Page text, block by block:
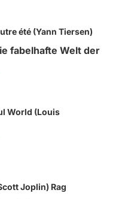
été (Yann Tiersen)
fabelhafte Welt der
World (Louis
Joplin) Rag